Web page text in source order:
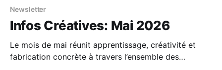
Newsletter
Infos Créatives: Mai 2026
Le mois de mai réunit apprentissage, créativité et
fabrication concrète à travers l’ensemble des